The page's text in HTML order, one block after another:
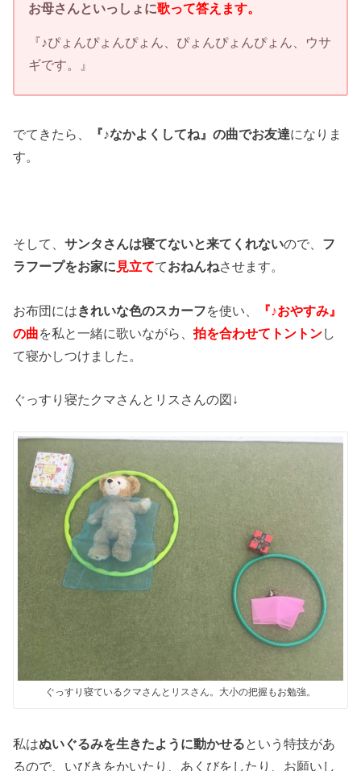
お母さんといっしょに歌って答えます。
『♪ぴょんぴょんぴょん、ぴょんぴょんぴょん、ウサ
ギです。』
でてきたら、 『♪なかよくしてね』の曲でお友達になりま
す。
そして、サンタさんは寝てないと来てくれないので、 フ
ラフープをお家に 見立てておねんねさせます。
お布団にはきれいな色のスカーフを使い、
『♪おやすみ』
の曲を私と一緒に歌いながら、拍を合わせてトントンし
て寝かしつけました。
ぐっすり寝たクマさんとリスさんの図↓
ぐっすり寝ているクマさんとリスさん。大小の把握もお勉強。
私はぬいぐるみを生きたように動かせるという特技があ
るので、いびきをかいたり、あくびをしたり、お願いし